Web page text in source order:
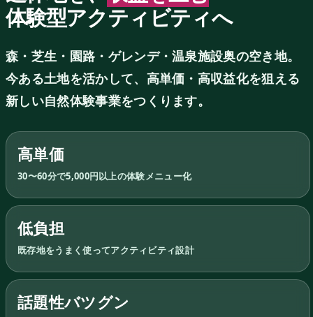
体験型アクティビティへ
森・芝生・園路・ゲレンデ・温泉施設奥の空き地。
今ある土地を活かして、 高単価・高収益化を狙える
新しい自然体験事業をつくります。
高単価
30〜60分で5,000円以上の体験メニュー化
低負担
既存地をうまく使ってアクティビティ設計
話題性バツグン